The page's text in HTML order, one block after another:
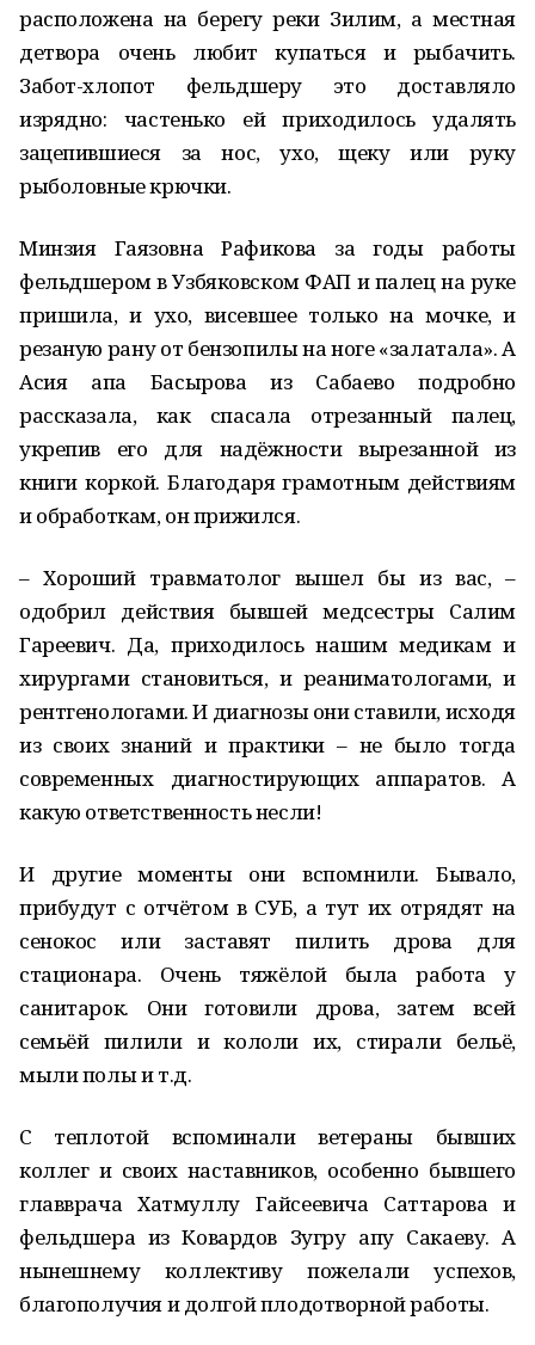
расположена на берегу реки Зилим, а местная
детвора очень любит купаться и рыбачить.
Забот-хлопот фельдшеру это доставляло
изрядно: частенько ей приходилось удалять
зацепившиеся за нос, ухо, щеку или руку
рыболовные крючки.
Минзия Гаязовна Рафикова за годы работы
фельдшером в Узбяковском ФАП и палец на руке
пришила, и ухо, висевшее только на мочке, и
резаную рану от бензопилы на ноге «залатала». А
Асия апа Басырова из Сабаево подробно
рассказала, как спасала отрезанный палец,
укрепив его для надёжности вырезанной из
книги коркой. Благодаря грамотным действиям
и обработкам, он прижился.
– Хороший травматолог вышел бы из вас, –
одобрил действия бывшей медсестры Салим
Гареевич. Да, приходилось нашим медикам и
хирургами становиться, и реаниматологами, и
рентгенологами. И диагнозы они ставили, исходя
из своих знаний и практики – не было тогда
современных диагностирующих аппаратов. А
какую ответственность несли!
И другие моменты они вспомнили. Бывало,
прибудут с отчётом в СУБ, а тут их отрядят на
сенокос или заставят пилить дрова для
стационара. Очень тяжёлой была работа у
санитарок. Они готовили дрова, затем всей
семьёй пилили и кололи их, стирали бельё,
мыли полы и т.д.
С теплотой вспоминали ветераны бывших
коллег и своих наставников, особенно бывшего
главврача Хатмуллу Гайсеевича Саттарова и
фельдшера из Ковардов Зугру апу Сакаеву. А
нынешнему коллективу пожелали успехов,
благополучия и долгой плодотворной работы.